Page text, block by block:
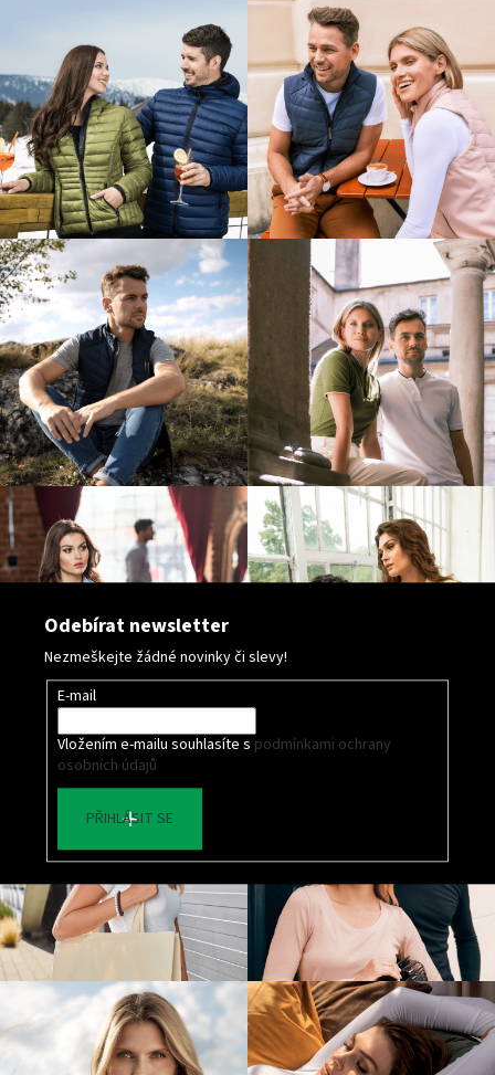
Odebírat newsletter
Nezmeškejte žádné novinky či slevy!
E-mail
Vložením e-mailu souhlasíte s podmínkami ochrany
osobních údajů
PŘIHLÁSIT SE